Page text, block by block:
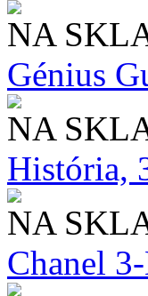
NA
Génius
NA
História,
NA
Chanel